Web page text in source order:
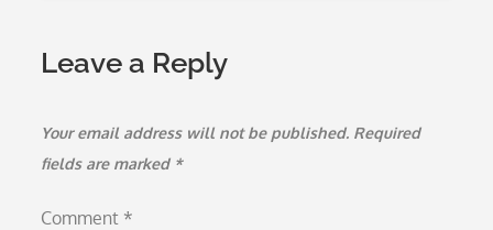
Leave a Reply
Your email address will not be published. Required
fields are marked *
Comment *